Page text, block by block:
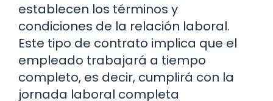
establecen los términos y
condiciones de la relación laboral.
Este tipo de contrato implica que el
empleado trabajará a tiempo
completo, es decir, cumplirá con la
jornada laboral completa